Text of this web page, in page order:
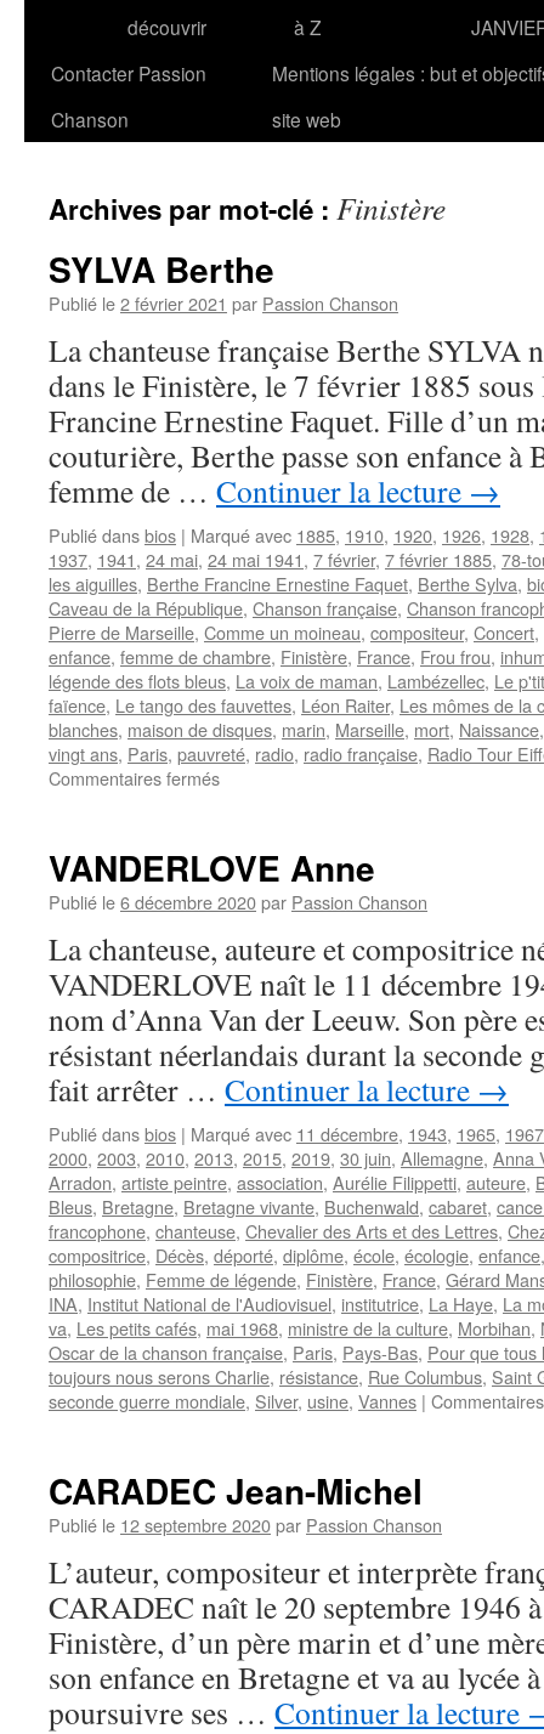
découvrir
à Z
Contacter Passion
Chanson
Mentions légales : but et
site web
Archives par mot-clé : Finistère
SYLVA Berthe
Publié le2 février 2021 par Passion Chanson
La chanteuse française Berthe SYLVA
dans le Finistère, le 7 février 1885
Francine Ernestine Faquet. Fille d’un
couturière, Berthe passe son enfance à
femme de … Continuer la lecture →
Publié dansbios | Marqué avec 1885, 1910, 1920, 1926, 1928,
1937, 1941, 24 mai, 24 mai 1941, 7 février, 7 février 1885, 78-
les aiguilles, Berthe Francine Ernestine Faquet, Berthe Sylva,
Caveau de la République, Chanson française, Chanson
Pierre de Marseille, Comme un moineau, compositeur, Concert,
enfance, femme de chambre, Finistère, France, Frou frou,
légende des flots bleus, La voix de maman, Lambézellec, Le
faïence, Le tango des fauvettes, Léon Raiter, Les mômes de la
blanches, maison de disques, marin, Marseille, mort, Naissance
vingt ans, Paris, pauvreté, radio, radio française, Radio Tour
Commentaires ferméssur
VANDERLOVE Anne
Publié le6 décembre 2020par Passion Chanson
La chanteuse, auteure et compositrice
VANDERLOVE naît le 11 décembre
nom d’Anna Van der Leeuw. Son père
résistant néerlandais durant la seconde
fait arrêter … Continuer la lecture →
Publié dansbios | Marqué avec 11 décembre, 1943, 1965, 1967
2000, 2003, 2010, 2013, 2015, 2019, 30 juin, Allemagne, Anna
Arradon, artiste peintre, association, Aurélie Filippetti, auteure,
Bleus, Bretagne, Bretagne vivante, Buchenwald, cabaret,
francophone, chanteuse, Chevalier des Arts et des Lettres,
compositrice, Décès, déporté, diplôme, école, écologie, enfance
philosophie, Femme de légende, Finistère, France, Gérard
INA, Institut National de l'Audiovisuel, institutrice, La Haye, La
va, Les petits cafés, mai 1968, ministre de la culture, Morbihan,
Oscar de la chanson française, Paris, Pays-Bas, Pour que tous
toujours nous serons Charlie, résistance, Rue Columbus, Saint
seconde guerre mondiale, Silver, usine, Vannes |
CARADEC Jean-Michel
Publié le 12 septembre 2020par Passion Chanson
L’auteur, compositeur et interprète
CARADEC naît le 20 septembre 1946
Finistère, d’un père marin et d’une
son enfance en Bretagne et va au lycée
poursuivre ses … Continuer la lecture